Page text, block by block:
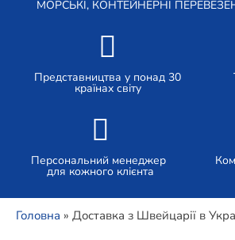
МОРСЬКІ, КОНТЕЙНЕРНІ
Представництва у понад 30
країнах світу
Персональний менеджер
для кожного клієнта
Головна » Доставка з Швейцарії в